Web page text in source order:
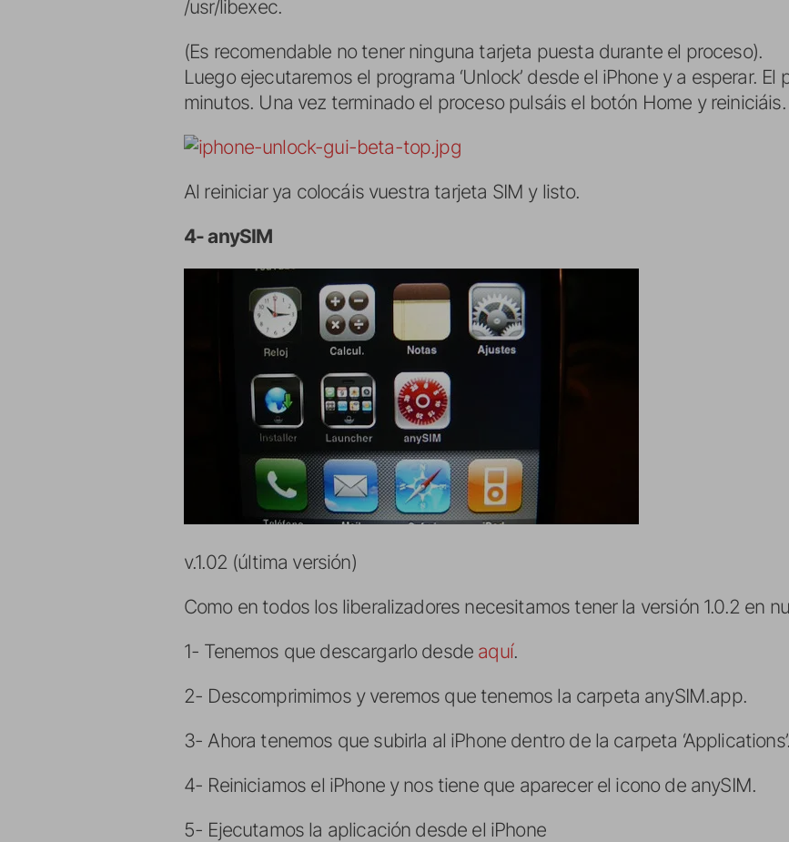
/usr/libexec.
(Es recomendable no tener ninguna tarjeta puesta durante el proceso).
Luego ejecutaremos el programa ‘Unlock’ desde el iPhone y a esperar.
minutos. Una vez terminado el proceso pulsáis el botón Home y reiniciáis.
Al reiniciar ya colocáis vuestra tarjeta SIM y listo.
4- anySIM
v.1.02 (última versión)
Como en todos los liberalizadores necesitamos tener la versión 1.0.2 en
1- Tenemos que descargarlo desde aquí.
2- Descomprimimos y veremos que tenemos la carpeta anySIM.app.
3- Ahora tenemos que subirla al iPhone dentro de la carpeta ‘Applications’.
4- Reiniciamos el iPhone y nos tiene que aparecer el icono de anySIM.
5- Ejecutamos la aplicación desde el iPhone